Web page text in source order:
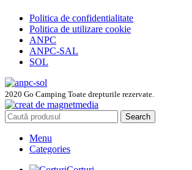
Politica de confidentialitate
Politica de utilizare cookie
ANPC
ANPC-SAL
SOL
2020 Go Camping Toate drepturile rezervate.
Search
Menu
Categories